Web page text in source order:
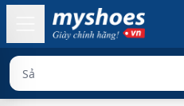
Sản phẩm chính